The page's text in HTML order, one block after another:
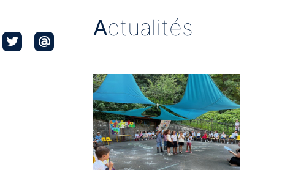
Actualités